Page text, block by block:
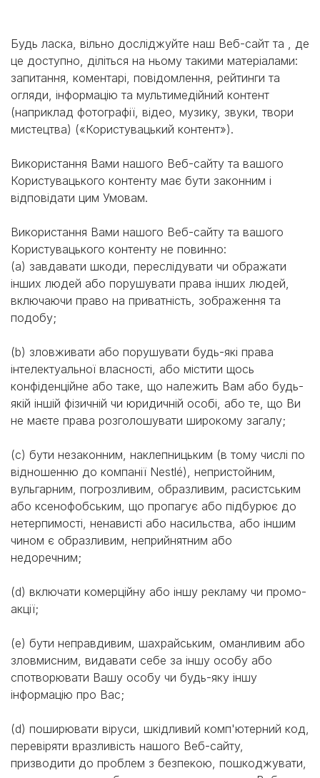
Будь ласка, вільно досліджуйте наш Веб-сайт та , де
це доступно, діліться на ньому такими матеріалами:
запитання, коментарі, повідомлення, рейтинги та
огляди, інформацію та мультимедійний контент
(наприклад фотографії, відео, музику, звуки, твори
мистецтва) («Користувацький контент»).
Використання Вами нашого Веб-сайту та вашого
Користувацького контенту має бути законним і
відповідати цим Умовам.
Використання Вами нашого Веб-сайту та вашого
Користувацького контенту не повинно:
(a) завдавати шкоди, переслідувати чи ображати
інших людей або порушувати права інших людей,
включаючи право на приватність, зображення та
подобу;
(b) зловживати або порушувати будь-які права
інтелектуальної власності, або містити щось
конфіденційне або таке, що належить Вам або будь-
якій іншій фізичній чи юридичній особі, або те, що Ви
не маєте права розголошувати широкому загалу;
(c) бути незаконним, наклепницьким (в тому числі по
відношенню до компанії Nestlé), непристойним,
вульгарним, погрозливим, образливим, расистським
або ксенофобським, що пропагує або підбурює до
нетерпимості, ненависті або насильства, або іншим
чином є образливим, неприйнятним або
недоречним;
(d) включати комерційну або іншу рекламу чи промо-
акції;
(e) бути неправдивим, шахрайським, оманливим або
зловмисним, видавати себе за іншу особу або
спотворювати Вашу особу чи будь-яку іншу
інформацію про Вас;
(d) поширювати віруси, шкідливий комп'ютерний код,
перевіряти вразливість нашого Веб-сайту,
призводити до проблем з безпекою, пошкоджувати,